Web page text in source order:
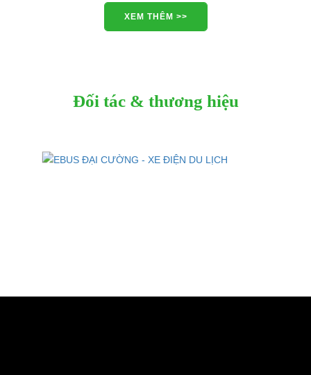
XEM THÊM >>
Đối tác & thương hiệu